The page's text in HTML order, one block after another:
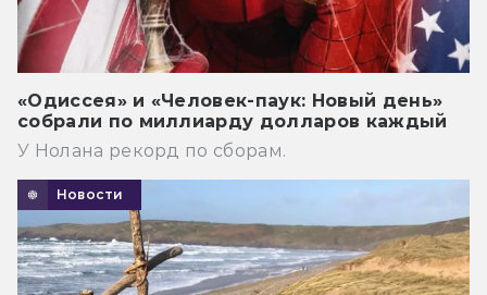
«Одиссея» и «Человек-паук: Новый день»
собрали по миллиарду долларов каждый
У Нолана рекорд по сборам.
Новости